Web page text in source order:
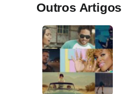
Outros Artigos